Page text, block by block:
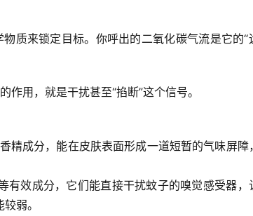
质来锁定目标。你呼出的二氧化碳气流是它的“
作用，就是干扰甚至“掐断”这个信号。
精成分，能在皮肤表面形成一道短暂的气味屏障
有效成分，它们能直接干扰蚊子的嗅觉感受器，
弱。